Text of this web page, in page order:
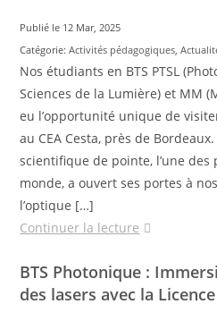
Publié le 12 Mar, 2025
Catégorie:Activités pédagogiques,
Nos étudiants en BTS PTSL
Sciences de la Lumière) et MM
eu l’opportunité unique de
au CEA Cesta, près de
scientifique de pointe, l’une
monde, a ouvert ses portes à
l’optique […]
Continuer la lecture
BTS Photonique :
des lasers avec la